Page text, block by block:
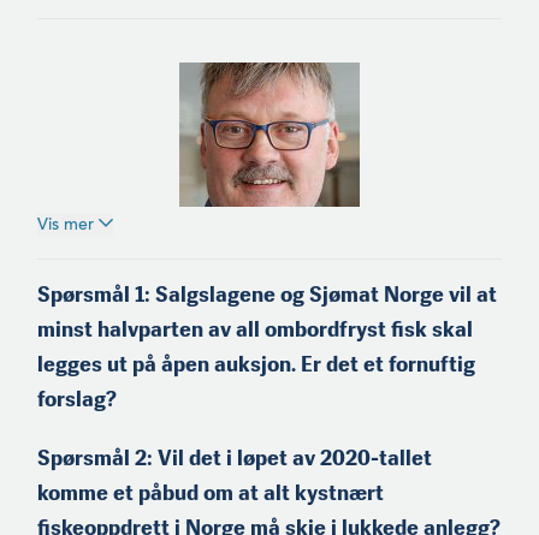
(f.1965) er fra Meløy på
Helgeland og medeier og
skipper på kystnotbåten
«Einar Erlend». Han er
tidli­gere styreleder i
Vis mer
Spørsmål 1: Salgslagene og Sjømat Norge vil at
minst halvparten av all ombordfryst fisk skal
legges ut på åpen auksjon. Er det et fornuftig
forslag?
Spørsmål 2: Vil det i løpet av 2020-tallet
komme et påbud om at alt kystnært
fiskeoppdrett i Norge må skje i lukkede anlegg?